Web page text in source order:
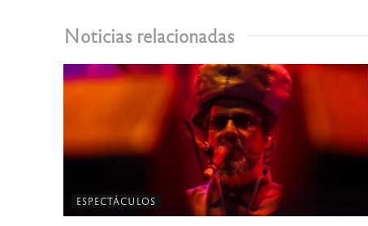
Noticias relacionadas
ESPECTÁCULOS